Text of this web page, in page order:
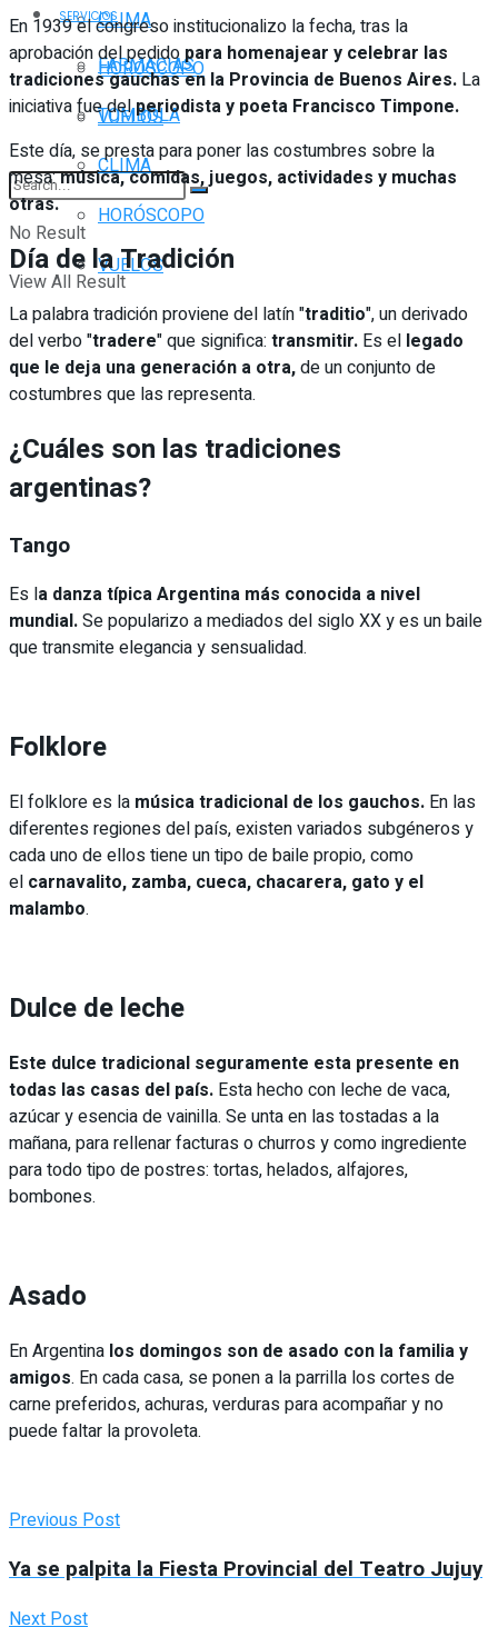
CLIMA
HORÓSCOPO
VUELOS
No Result
View All Result
SERVICIOS
FARMACIAS
TOMBOLA
CLIMA
HORÓSCOPO
VUELOS
En 1939 el congreso institucionalizo la fecha, tras la
aprobación del pedidopara homenajear y celebrar las
tradiciones gauchas en la Provincia de Buenos Aires. La
iniciativa fue delperiodista y poeta Francisco Timpone.
Este día, se presta para poner las costumbres sobre la
mesa:música, comidas, juegos, actividades y muchas
otras.
Día de la Tradición
La palabra tradición proviene del latín "traditio", un derivado
del verbo "tradere" que significa: transmitir. Es el legado
que le deja una generación a otra,de un conjunto de
costumbres que las representa.
¿Cuáles son las tradiciones
argentinas?
Tango
Es la danza típica Argentina más conocida a nivel
mundial.Se popularizo a mediados del siglo XX y es un baile
que transmite elegancia y sensualidad.
Folklore
El folklore es la música tradicional de los gauchos. En las
diferentes regiones del país, existen variados subgéneros y
cada uno de ellos tiene un tipo de baile propio, como
el carnavalito, zamba, cueca, chacarera, gato y el
malambo.
Dulce de leche
Este dulce tradicional seguramente esta presente en
todas las casas del país. Esta hecho con leche de vaca,
azúcar y esencia de vainilla. Se unta en las tostadas a la
mañana, para rellenar facturas o churros y como ingrediente
para todo tipo de postres: tortas, helados, alfajores,
bombones.
Asado
En Argentina los domingos son de asado con la familia y
amigos. En cada casa, se ponen a la parrilla los cortes de
carne preferidos, achuras, verduras para acompañar y no
puede faltar la provoleta.
Previous Post
Ya se palpita la Fiesta Provincial del Teatro Jujuy
Next Post